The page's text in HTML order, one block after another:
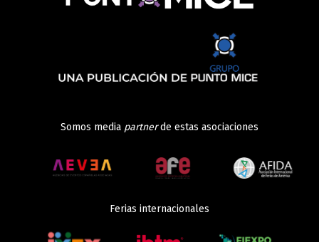
Somos media partnerde estas asociaciones
Ferias internacionales